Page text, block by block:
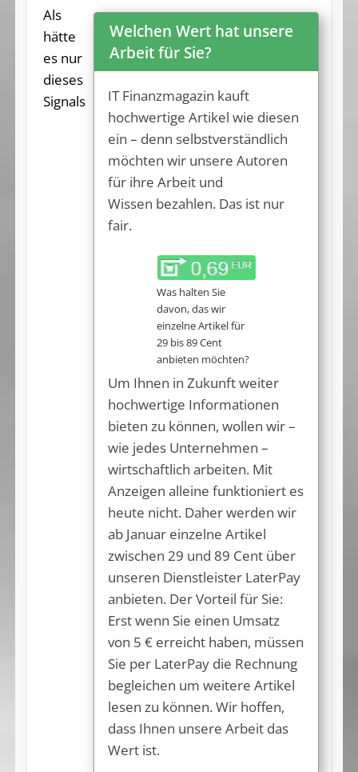
Welchen Wert hat unsere
Arbeit für Sie?
IT Finanzmagazin kauft
hochwertige Artikel wie diesen
ein – denn selbstverständlich
möchten wir unsere Autoren
für ihre Arbeit und
Wissen bezahlen. Das ist nur
fair.
Was halten Sie
davon, das wir
einzelne Artikel für
29 bis 89 Cent
anbieten möchten?
Um Ihnen in Zukunft weiter
hochwertige Informationen
bieten zu können, wollen wir –
wie jedes Unternehmen –
wirtschaftlich arbeiten. Mit
Anzeigen alleine funktioniert es
heute nicht. Daher werden wir
ab Januar einzelne Artikel
zwischen 29 und 89 Cent über
unseren Dienstleister LaterPay
anbieten. Der Vorteil für Sie:
Erst wenn Sie einen Umsatz
von 5 € erreicht haben, müssen
Sie per LaterPay die Rechnung
begleichen um weitere Artikel
lesen zu können. Wir hoffen,
dass Ihnen unsere Arbeit das
Wert ist.
Als
hätte
es nur
dieses
Signals